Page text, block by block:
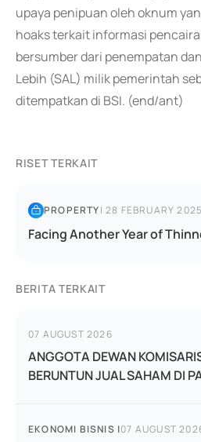
upaya penipuan oleh oknum
hoaks terkait informasi
bersumber dari penempatan
Lebih (SAL) milik pemerintah
ditempatkan di BSI. (end/ant)
RISET TERKAIT
PROPERTY|28 FEBRUARY 2025
Facing Another Year of
BERITA TERKAIT
07 AUGUST 2026
ANGGOTA DEWAN
BERUNTUN JUAL SAHAM DI
EKONOMI BISNIS |07 AUGUST